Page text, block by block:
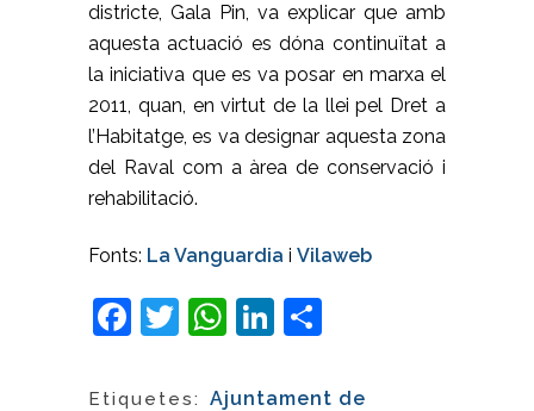
districte, Gala Pin, va explicar que amb
aquesta actuació es dóna continuïtat a
la iniciativa que es va posar en marxa el
2011, quan, en virtut de la llei pel Dret a
l’Habitatge, es va designar aquesta zona
del Raval com a àrea de conservació i
rehabilitació.
Fonts: La Vanguardia i Vilaweb
Facebook
Twitter
WhatsApp
LinkedIn
Etiquetes:
Ajuntament de